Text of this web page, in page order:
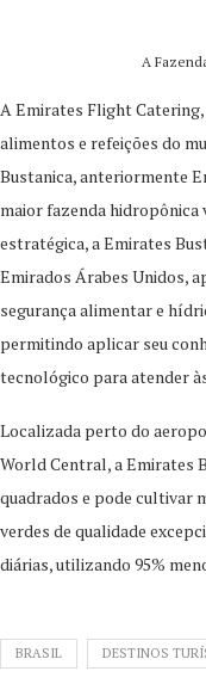
A
A Emirates Flight
alimentos e refeições do
Bustanica, anteriormente
maior fazenda hidropônica
estratégica, a Emirates
Emirados Árabes Unidos,
segurança alimentar e
permitindo aplicar seu
tecnológico para atender
Localizada perto do
World Central, a Emirates
quadrados e pode cultivar
verdes de qualidade
diárias, utilizando 95%
BRASIL DESTINOS